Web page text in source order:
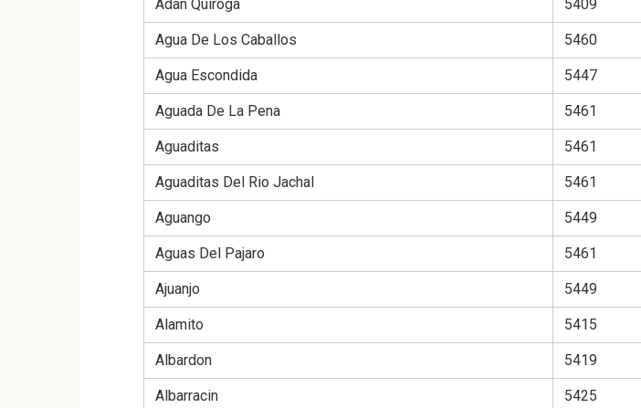
Adan Quiroga 5409
Agua De Los Caballos 5460
Agua Escondida 5447
Aguada De La Pena 5461
Aguaditas 5461
Aguaditas Del Rio Jachal 5461
Aguango 5449
Aguas Del Pajaro 5461
Ajuanjo 5449
Alamito 5415
Albardon 5419
Albarracin 5425